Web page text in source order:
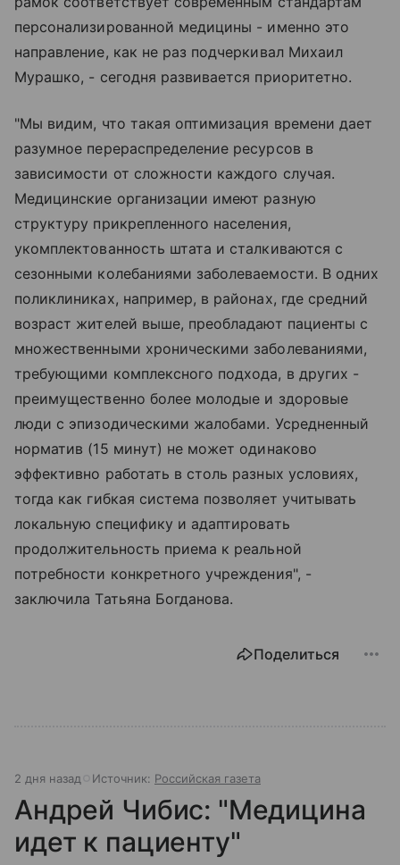
персонализированной медицины - именно это
направление, как не раз подчеркивал Михаил
Мурашко, - сегодня развивается приоритетно.
"Мы видим, что такая оптимизация времени дает
разумное перераспределение ресурсов в
зависимости от сложности каждого случая.
Медицинские организации имеют разную
структуру прикрепленного населения,
укомплектованность штата и сталкиваются с
сезонными колебаниями заболеваемости. В одних
поликлиниках, например, в районах, где средний
возраст жителей выше, преобладают пациенты с
множественными хроническими заболеваниями,
требующими комплексного подхода, в других -
преимущественно более молодые и здоровые
люди с эпизодическими жалобами. Усредненный
норматив (15 минут) не может одинаково
эффективно работать в столь разных условиях,
тогда как гибкая система позволяет учитывать
локальную специфику и адаптировать
продолжительность приема к реальной
потребности конкретного учреждения", -
заключила Татьяна Богданова.
Поделиться
2 дня назад Источник: Российская газета
Андрей Чибис: "Медицина
идет к пациенту"